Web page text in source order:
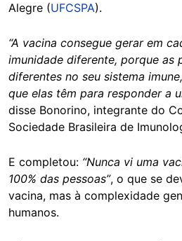
Alegre (UFCSPA).
“A vacina consegue gerar em
imunidade diferente, porque as
diferentes no seu sistema
que elas têm para responder a
disse Bonorino, integrante do
Sociedade Brasileira de
E completou: “Nunca vi uma
100% das pessoas”, o que se
vacina, mas à complexidade
humanos.